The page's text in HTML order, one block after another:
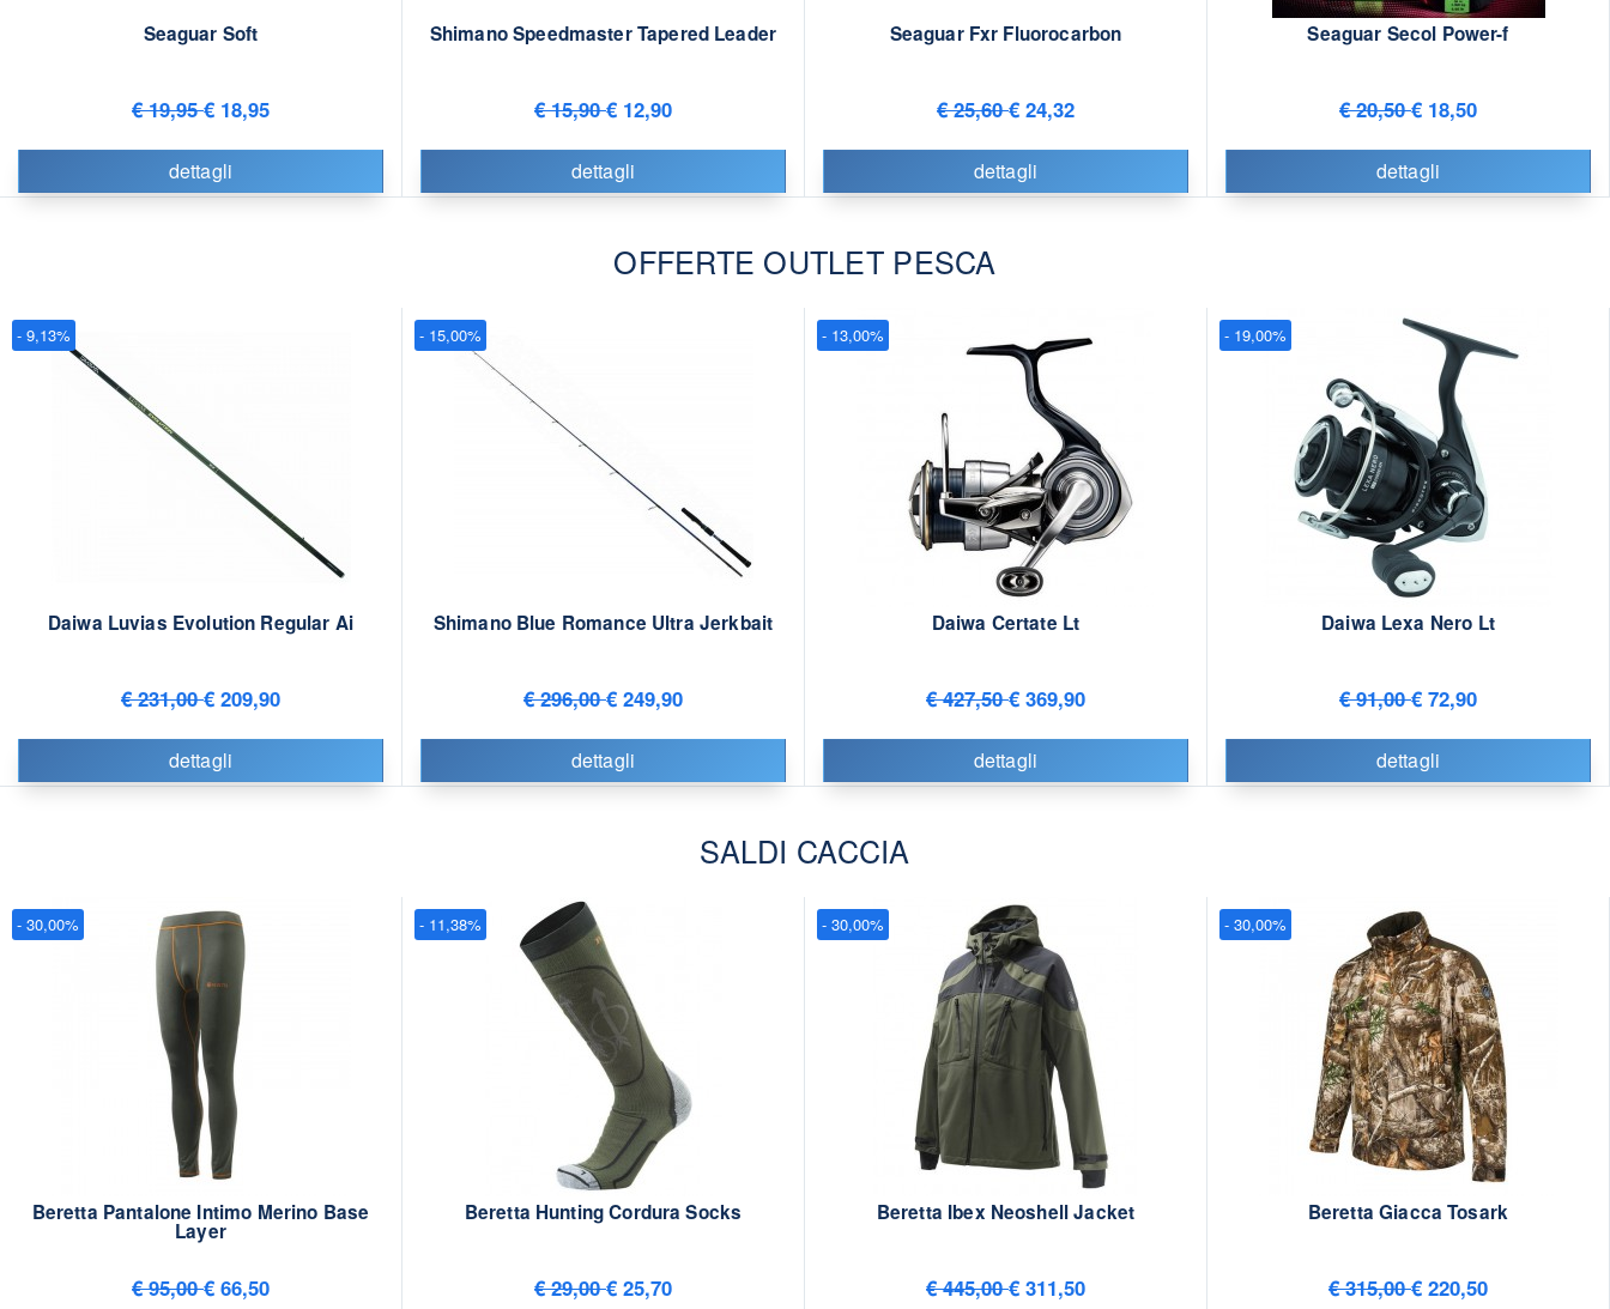
Seaguar Soft
€ 19,95€ 18,95
dettagli
Shimano Speedmaster Tapered Leader
€ 15,90€ 12,90
dettagli
Seaguar Fxr Fluorocarbon
€ 25,60€ 24,32
dettagli
Seaguar Secol Power-f
€ 20,50€ 18,50
dettagli
OFFERTE OUTLET PESCA
Daiwa Luvias Evolution Regular Ai
€ 231,00€ 209,90
dettagli
- 9,13%
Shimano Blue Romance Ultra Jerkbait
€ 296,00€ 249,90
dettagli
- 15,00%
Daiwa Certate Lt
€ 427,50€ 369,90
dettagli
- 13,00%
Daiwa Lexa Nero Lt
€ 91,00€ 72,90
dettagli
- 19,00%
SALDI CACCIA
Beretta Pantalone Intimo Merino Base
Layer
€ 95,00€ 66,50
- 30,00%
Beretta Hunting Cordura Socks
€ 29,00€ 25,70
- 11,38%
Beretta Ibex Neoshell Jacket
€ 445,00€ 311,50
- 30,00%
Beretta Giacca Tosark
€ 315,00€ 220,50
- 30,00%